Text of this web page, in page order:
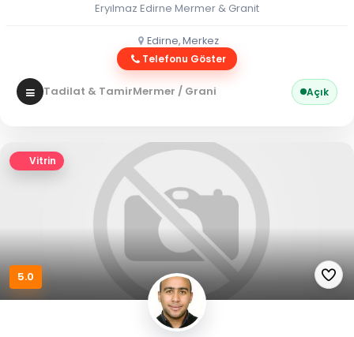
Eryılmaz Edirne Mermer & Granit
Edirne, Merkez
Telefonu Göster
Tadilat & TamirMermer / Granit Açık
Vitrin
5.0